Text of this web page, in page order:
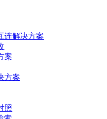
连解决方案
案
方案
照